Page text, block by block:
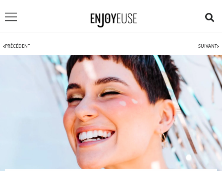
PRÉCÉDENT SUIVANT